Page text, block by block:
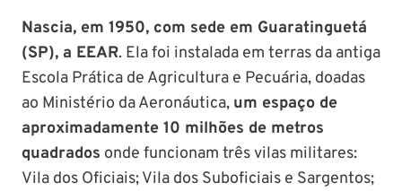
Nascia, em 1950, com sede em Guaratinguetá
(SP), a EEAR. Ela foi instalada em terras da antiga
Escola Prática de Agricultura e Pecuária, doadas
ao Ministério da Aeronáutica, um espaço de
aproximadamente 10 milhões de metros
quadrados onde funcionam três vilas militares:
Vila dos Oficiais; Vila dos Suboficiais e Sargentos;